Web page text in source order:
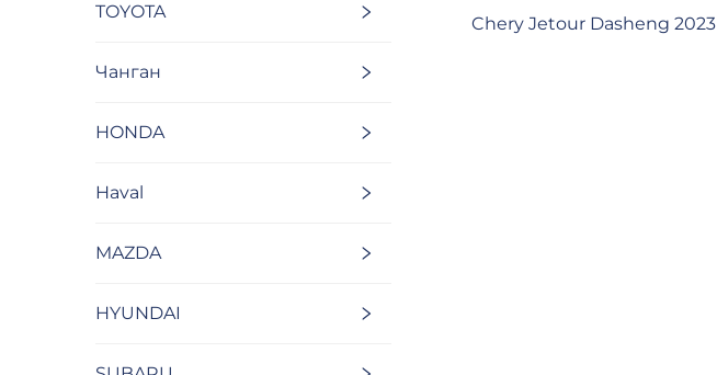
TOYOTA
Чанган
HONDA
Haval
MAZDA
HYUNDAI
Chery Jetour Dasheng 2023